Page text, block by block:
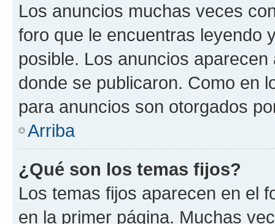
Los anuncios muchas veces
foro que le encuentras leyendo
posible. Los anuncios
donde se publicaron. Como en
para anuncios son otorgados
Arriba
¿Qué son los temas fijos?
Los temas fijos aparecen en el
en la primer página. Muchas